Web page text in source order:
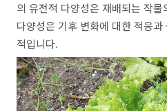
의 유전적 다양성은 재배되는 작
다양성은 기후 변화에 대한 적응
적입니다.